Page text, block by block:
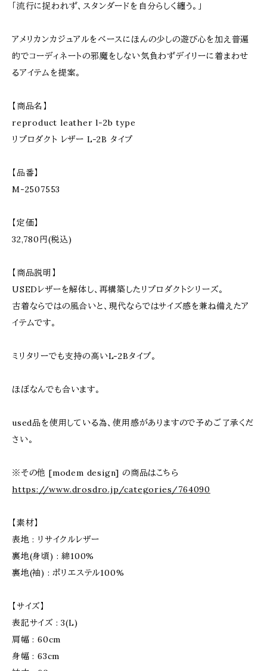
「流行に捉われず、スタンダードを自分らしく纏う。」
アメリカンカジュアルをベースにほんの少しの遊び心を加え普遍
的でコーディネートの邪魔をしない気負わずデイリーに着まわせ
るアイテムを提案。
【商品名】
reproduct leather l-2b type
リプロダクト レザー L-2B タイプ
【品番】
M-2507553
【定価】
32,780円(税込)
【商品説明】
USEDレザーを解体し、再構築したリプロダクトシリーズ。
古着ならではの風合いと、現代ならではサイズ感を兼ね備えたア
イテムです。
ミリタリーでも支持の高いL-2Bタイプ。
ほぼなんでも合います。
used品を使用している為、使用感がありますので予めご了承くだ
さい。
※その他 [modem design] の商品はこちら
https://www.drosdro.jp/categories/764090
【素材】
表地 : リサイクルレザー
裏地(身頃) : 綿100%
裏地(袖) : ポリエステル100%
【サイズ】
表記サイズ : 3(L)
肩幅 : 60cm
身幅 : 63cm